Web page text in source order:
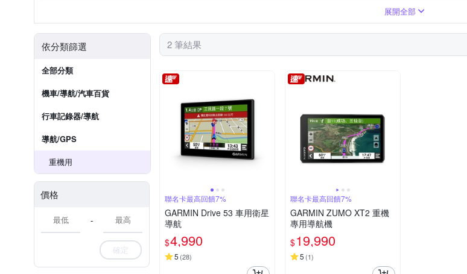
展開全部
依分類篩選
全部分類
機車/導航/汽車百貨
行車記錄器/導航
導航/GPS
重機用
價格
-
確定
2 筆結果
聯名卡最高回饋7%
GARMIN Drive 53 車用衛星
導航
$4,990
5 (28)
聯名卡最高回饋7%
GARMIN ZUMO XT2 重機
專用導航機
$19,990
5 (1)